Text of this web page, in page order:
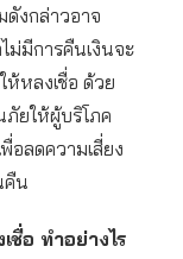
ดังกล่าวอาจ
ม่มีการคืนเงินจะ
หลงเชื่อ ด้วย
ยให้ผู้บริโภค
อลดความเสี่ยง
คืน
อ ทำอย่างไร